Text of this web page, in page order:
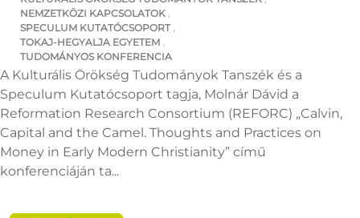
NEMZETKÖZI KAPCSOLATOK ,
SPECULUM KUTATÓCSOPORT,
TOKAJ-HEGYALJA EGYETEM ,
TUDOMÁNYOS KONFERENCIA
A Kulturális Örökség Tudományok Tanszék és a
Speculum Kutatócsoport tagja, Molnár Dávid a
Reformation Research Consortium (REFORC) „Calvin,
Capital and the Camel. Thoughts and Practices on
Money in Early Modern Christianity” című
konferenciáján ta...